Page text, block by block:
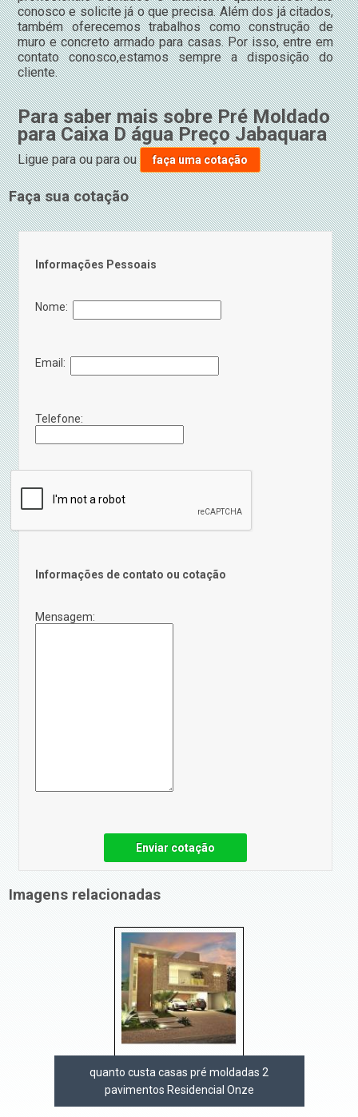
conosco e solicite já o que precisa. Além dos já citados,
também oferecemos trabalhos como construção de
muro e concreto armado para casas. Por isso, entre em
contato conosco,estamos sempre a disposição do
cliente.
Para saber mais sobre Pré Moldado
para Caixa D água Preço Jabaquara
Ligue paraou paraou faça uma cotação
Faça sua cotação
Informações Pessoais
Nome:
Email:
Telefone:
Informações de contato ou cotação
Mensagem:
Enviar cotação
Imagens relacionadas
quanto custa casas pré moldadas 2
pavimentos Residencial Onze